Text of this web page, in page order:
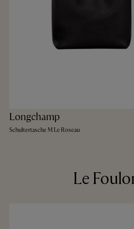
Longchamp
Schultertasche M Le Roseau
Le